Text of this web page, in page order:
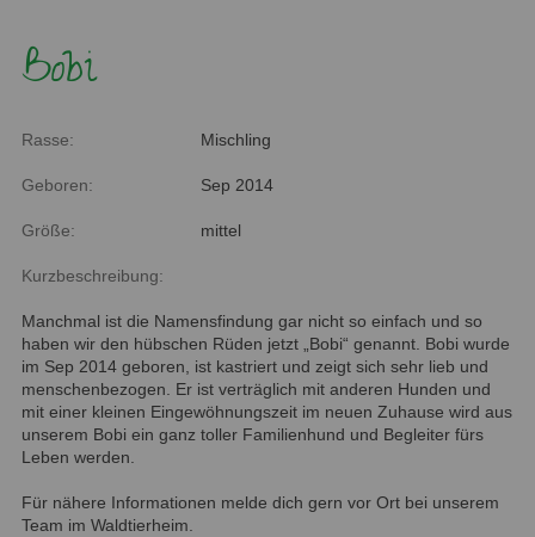
Bobi
Rasse: Mischling
Geboren: Sep 2014
Größe: mittel
Kurzbeschreibung:
Manchmal ist die Namensfindung gar nicht so einfach und so
haben wir den hübschen Rüden jetzt „Bobi“ genannt. Bobi wurde
im Sep 2014 geboren, ist kastriert und zeigt sich sehr lieb und
menschenbezogen. Er ist verträglich mit anderen Hunden und
mit einer kleinen Eingewöhnungszeit im neuen Zuhause wird aus
unserem Bobi ein ganz toller Familienhund und Begleiter fürs
Leben werden.
Für nähere Informationen melde dich gern vor Ort bei unserem
Team im Waldtierheim.